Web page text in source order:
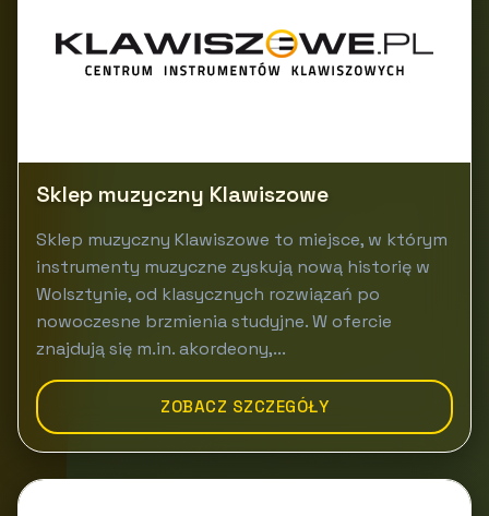
Sklep muzyczny Klawiszowe
Sklep muzyczny Klawiszowe to miejsce, w którym
instrumenty muzyczne zyskują nową historię w
Wolsztynie, od klasycznych rozwiązań po
nowoczesne brzmienia studyjne. W ofercie
znajdują się m.in. akordeony,...
ZOBACZ SZCZEGÓŁY